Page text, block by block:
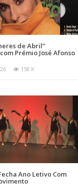
de Abril”
Prémio José Afonso
158 K
Ano Letivo Com